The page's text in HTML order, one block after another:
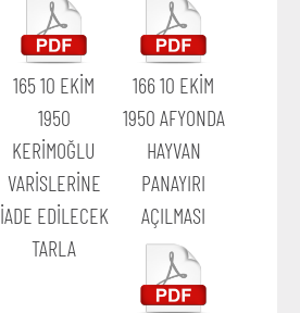
165 10 EKİM
1950
KERİMOĞLU
VARİSLERİNE
İADE EDİLECEK
TARLA
166 10 EKİM
1950 AFYONDA
HAYVAN
PANAYIRI
AÇILMASI